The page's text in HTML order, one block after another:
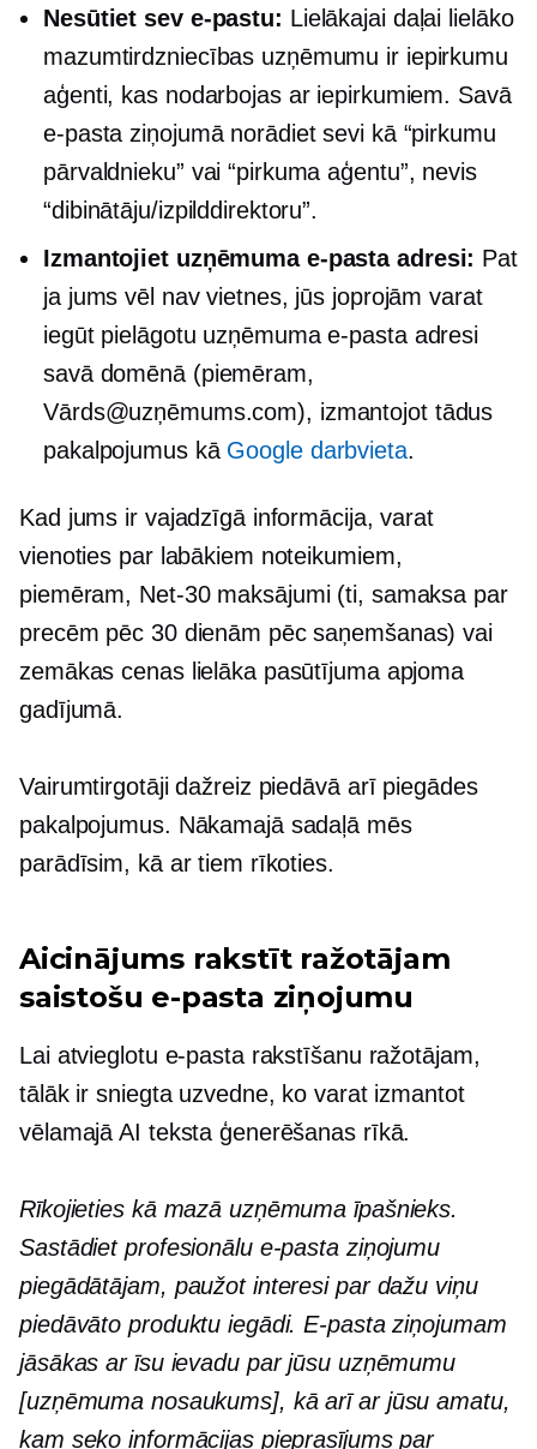
Nesūtiet sev e-pastu: Lielākajai daļai lielāko
mazumtirdzniecības uzņēmumu ir iepirkumu
aģenti, kas nodarbojas ar iepirkumiem. Savā
e-pasta ziņojumā norādiet sevi kā “pirkumu
pārvaldnieku” vai “pirkuma aģentu”, nevis
“dibinātāju/izpilddirektoru”.
Izmantojiet uzņēmuma e-pasta adresi: Pat
ja jums vēl nav vietnes, jūs joprojām varat
iegūt pielāgotu uzņēmuma e-pasta adresi
savā domēnā (piemēram,
Vārds@uzņēmums.com), izmantojot tādus
pakalpojumus kā Google darbvieta.
Kad jums ir vajadzīgā informācija, varat
vienoties par labākiem noteikumiem,
piemēram, Net-30maksājumi (ti, samaksa par
precēm pēc 30 dienām pēc saņemšanas) vai
zemākas cenas lielāka pasūtījuma apjoma
gadījumā.
Vairumtirgotāji dažreiz piedāvā arī piegādes
pakalpojumus. Nākamajā sadaļā mēs
parādīsim, kā ar tiem rīkoties.
Aicinājums rakstīt ražotājam
saistošu e-pasta ziņojumu
Lai atvieglotu e-pasta rakstīšanu ražotājam,
tālāk ir sniegta uzvedne, ko varat izmantot
vēlamajā AI teksta ģenerēšanas rīkā.
Rīkojieties kā mazā uzņēmuma īpašnieks.
Sastādiet profesionālu e-pasta ziņojumu
piegādātājam, paužot interesi par dažu viņu
piedāvāto produktu iegādi. E-pasta ziņojumam
jāsākas ar īsu ievadu par jūsu uzņēmumu
[uzņēmuma nosaukums], kā arī ar jūsu amatu,
kam seko informācijas pieprasījums par